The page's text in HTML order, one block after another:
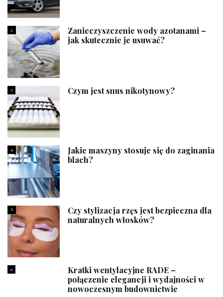
2
Zanieczyszczenie wody azotanami –
jak skutecznie je usuwać?
3 Czym jest snus nikotynowy?
4
Jakie maszyny stosuje się do zaginania
blach?
5
Czy stylizacja rzęs jest bezpieczna dla
naturalnych włosków?
6
Kratki wentylacyjne RADE –
połączenie elegancji i wydajności w
nowoczesnym budownictwie